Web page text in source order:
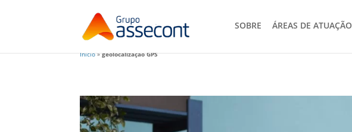
SOBRE ÁREAS DE ATUAÇÃO
Início»geolocalização GPS